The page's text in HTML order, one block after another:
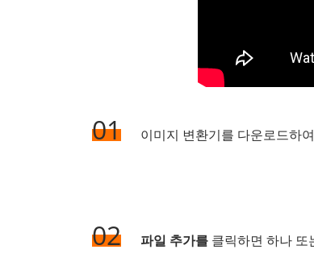
01 이미지 변환기를 다운로드하
02 파일 추가를 클릭하면 하나 또